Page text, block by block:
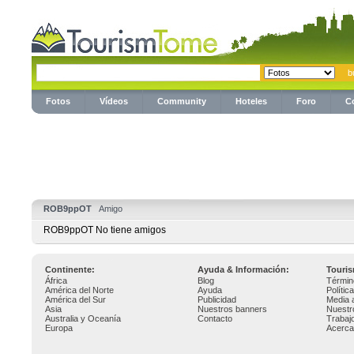
Fotos Vídeos Community Hoteles Foro
ROB9ppOT Amigo
ROB9ppOT No tiene amigos
Continente: Ayuda & Información:
África
América del Norte
América del Sur
Asia
Australia y Oceanía
Europa
Blog
Ayuda
Publicidad
Nuestros banners
Contacto
Media